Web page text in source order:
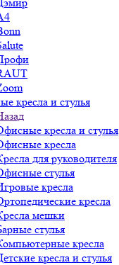
кресла и стулья
кресла и стулья
кресла
для руководителя
стулья
кресла
кресла
мешки
стулья
кресла
кресла и стулья